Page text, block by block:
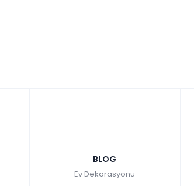
BLOG
Ev Dekorasyonu